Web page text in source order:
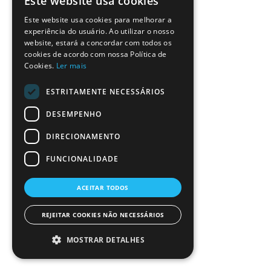
Este website usa cookies para melhorar a
experiência do usuário. Ao utilizar o nosso
website, estará a concordar com todos os
cookies de acordo com nossa Política de
Cookies. Ler mais
ESTRITAMENTE NECESSÁRIOS
DESEMPENHO
DIRECIONAMENTO
FUNCIONALIDADE
ACEITAR TODOS
REJEITAR COOKIES NÃO NECESSÁRIOS
MOSTRAR DETALHES